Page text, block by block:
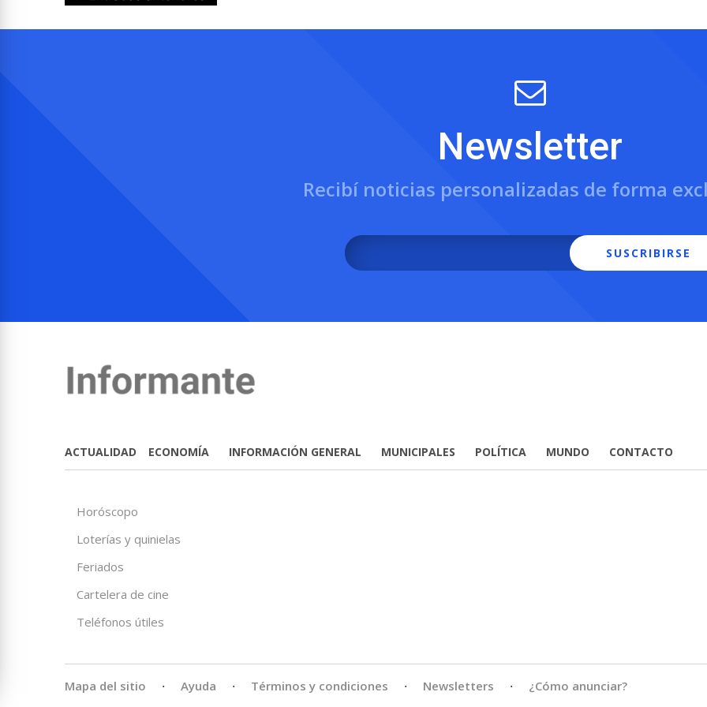
de
Newsletter
Recibí noticias personalizadas de forma
SUSCRIBIRSE
ACTUALIDAD ECONOMÍA INFORMACIÓN GENERAL MUNICIPALES POLÍTICA MUNDO CONTACTO
Horóscopo
Loterías y quinielas
Feriados
Cartelera de cine
Teléfonos útiles
Mapa del sitio · Ayuda · Términos y condiciones · Newsletters · ¿Cómo anunciar?